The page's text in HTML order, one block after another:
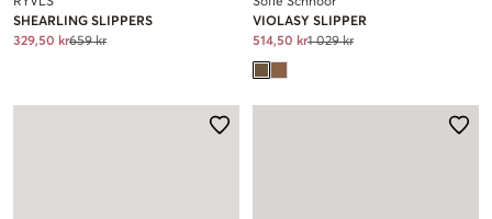
SHEARLING SLIPPERS
329,50 kr659 kr
VIOLASY SLIPPER
514,50 kr1 029 kr